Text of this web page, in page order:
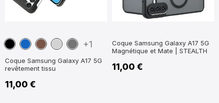
NoirBleuMarron
GrisGris +1
Coque Samsung Galaxy A17 5G
revêtement tissu
11,00 €
Coque Samsung Galaxy A17 5G
Magnétique et Mate | STEALTH
11,00 €